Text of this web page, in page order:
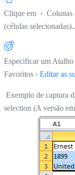
Clique em › Colunas
(células
Especificar um
Favoritos › Editar as
Exemplo de captura
selection (A versão